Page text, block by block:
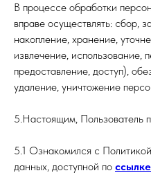
В процессе обработки
вправе осуществлять: сбор,
накопление, хранение,
извлечение, использование,
предоставление, доступ),
удаление, уничтожение
5.Настоящим, Пользователь
5.1 Ознакомился с
данных, доступной по ссылке